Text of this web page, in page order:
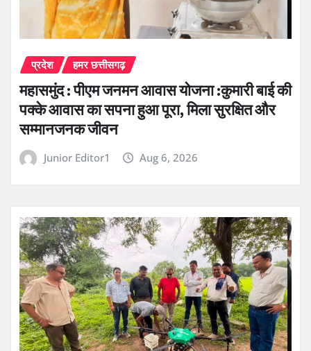
प्रदेश हमर छत्तीसगढ़
महासमुंद : पीएम जनमन आवास योजना :कुमारी बाई की
पक्के आवास का सपना हुआ पूरा, मिला सुरक्षित और
सम्मानजनक जीवन
Junior Editor1 Aug 6, 2026